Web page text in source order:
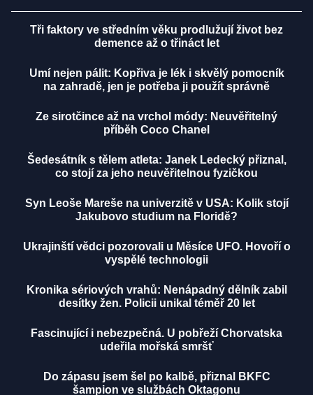
Tři faktory ve středním věku prodlužují život bez
demence až o třináct let
Umí nejen pálit: Kopřiva je lék i skvělý pomocník
na zahradě, jen je potřeba ji použít správně
Ze sirotčince až na vrchol módy: Neuvěřitelný
příběh Coco Chanel
Šedesátník s tělem atleta: Janek Ledecký přiznal,
co stojí za jeho neuvěřitelnou fyzičkou
Syn Leoše Mareše na univerzitě v USA: Kolik stojí
Jakubovo studium na Floridě?
Ukrajinští vědci pozorovali u Měsíce UFO. Hovoří o
vyspělé technologii
Kronika sériových vrahů: Nenápadný dělník zabil
desítky žen. Policii unikal téměř 20 let
Fascinující i nebezpečná. U pobřeží Chorvatska
udeřila mořská smršť
Do zápasu jsem šel po kalbě, přiznal BKFC
šampion ve službách Oktagonu